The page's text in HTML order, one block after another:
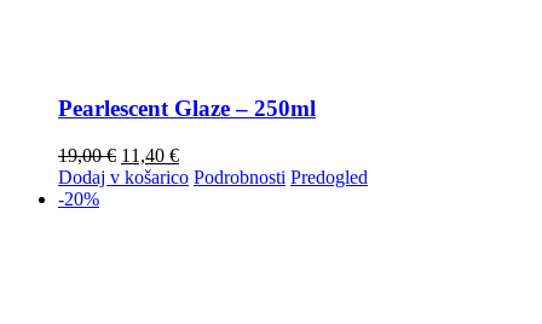
Pearlescent Glaze – 250ml
19,00€ 11,40 €
Dodaj v košarico Podrobnosti Predogled
-20%